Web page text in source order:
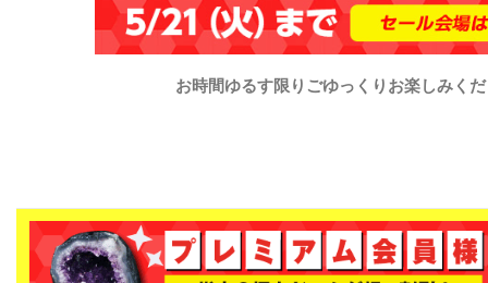
お時間ゆるす限りごゆっくりお楽しみく